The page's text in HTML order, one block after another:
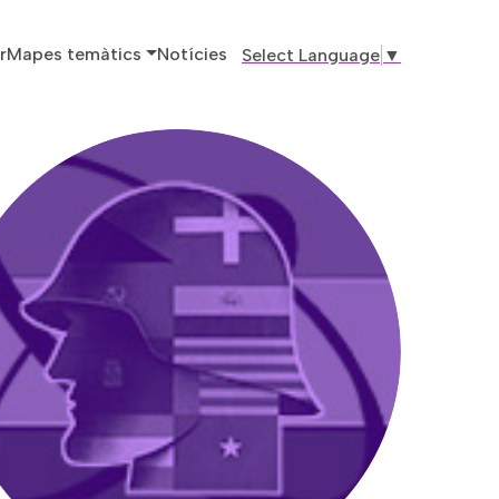
principal
Mapes temàtics Notícies Select Language ▼